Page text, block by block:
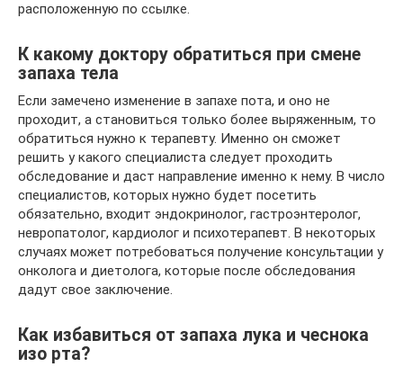
расположенную по ссылке.
К какому доктору обратиться при смене
запаха тела
Если замечено изменение в запахе пота, и оно не
проходит, а становиться только более выряженным, то
обратиться нужно к терапевту. Именно он сможет
решить у какого специалиста следует проходить
обследование и даст направление именно к нему. В число
специалистов, которых нужно будет посетить
обязательно, входит эндокринолог, гастроэнтеролог,
невропатолог, кардиолог и психотерапевт. В некоторых
случаях может потребоваться получение консультации у
онколога и диетолога, которые после обследования
дадут свое заключение.
Как избавиться от запаха лука и чеснока
изо рта?